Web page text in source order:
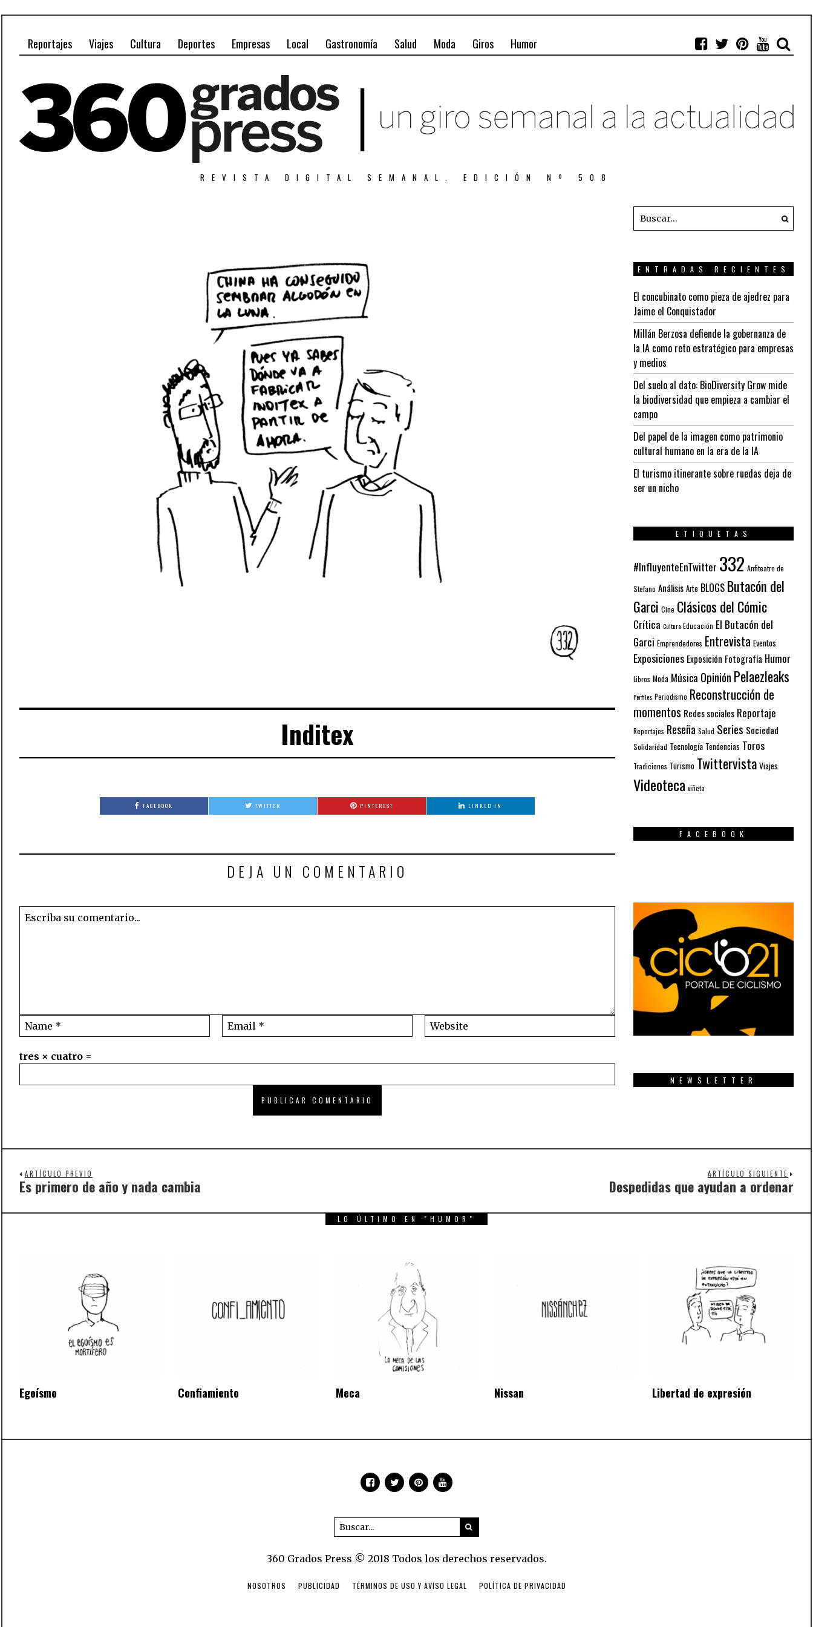
Reportajes Viajes Cultura Deportes Empresas Local Gastronomía Salud Moda Giros Humor
REVISTA DIGITAL SEMANAL. EDICIÓN Nº 508
Inditex
FACEBOOK TWITTER PINTEREST LINKED IN
DEJA UN COMENTARIO
tres × cuatro =
ENTRADAS RECIENTES
El concubinato como pieza de ajedrez para
Jaime el Conquistador
Millán Berzosa defiende la gobernanza de
la IA como reto estratégico para empresas
y medios
Del suelo al dato: BioDiversity Grow mide
la biodiversidad que empieza a cambiar el
campo
Del papel de la imagen como patrimonio
cultural humano en la era de la IA
El turismo itinerante sobre ruedas deja de
ser un nicho
ETIQUETAS
#InfluyenteEnTwitter 332 Anfiteatro de
Stefano Análisis Arte BLOGS Butacón del
Garci Cine Clásicos del Cómic
Crítica Cultura Educación El Butacón del
Garci Emprendedores Entrevista Eventos
Exposiciones Exposición Fotografía Humor
Libros Moda Música Opinión Pelaezleaks
Perfiles Periodismo Reconstrucción de
momentos Redes sociales Reportaje
Reportajes Reseña Salud Series Sociedad
Solidaridad Tecnología Tendencias Toros
Tradiciones Turismo Twittervista Viajes
Videoteca viñeta
FACEBOOK
NEWSLETTER
ARTÍCULO PREVIO
Previous
Es primero de año y nada cambia
ARTÍCULO SIGUIENTE
Despedidas que ayudan a ordenar
LO ÚLTIMO EN "HUMOR"
Egoísmo Confiamiento Meca Nissan Libertad de expresión
360 Grados Press © 2018 Todos los derechos reservados.
NOSOTROS PUBLICIDAD TÉRMINOS DE USO Y AVISO LEGAL POLÍTICA DE PRIVACIDAD